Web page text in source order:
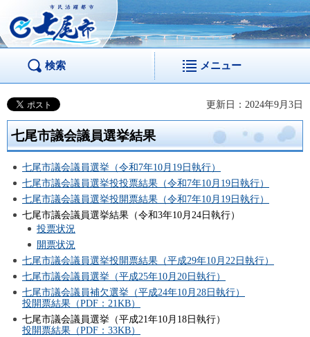
市民活躍都市 七尾
市
検索 メニュー
更新日：2024年9月3日
七尾市議会議員選挙結果
七尾市議会議員選挙（令和7年10月19日執行）
七尾市議会議員選挙投投票結果（令和7年10月19日執行）
七尾市議会議員選挙投開票結果（令和7年10月19日執行）
七尾市議会議員選挙結果（令和3年10月24日執行）
投票状況
開票状況
七尾市議会議員選挙投開票結果（平成29年10月22日執行）
七尾市議会議員選挙（平成25年10月20日執行）
七尾市議会議員補欠選挙（平成24年10月28日執行）
投開票結果（PDF：21KB）
七尾市議会議員選挙（平成21年10月18日執行）
投開票結果（PDF：33KB）